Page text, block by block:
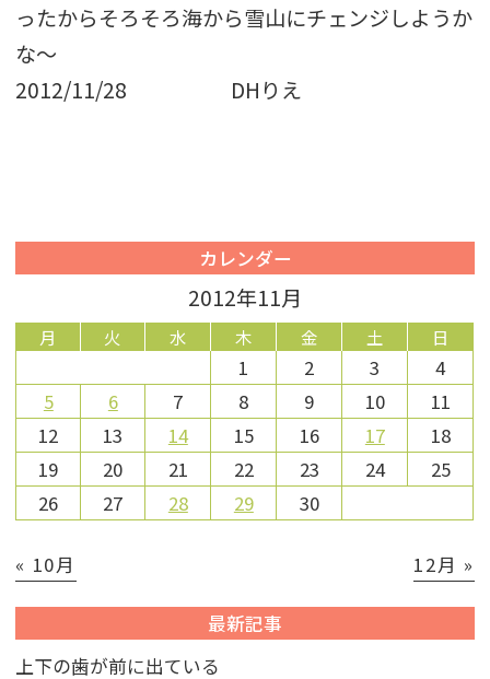
ったからそろそろ海から雪山にチェンジしようか
な〜
2012/11/28 DH りえ
カレンダー
2012年11月
月 火 水 木 金 土 日
1 2 3
4
5
6 7 8 9 10
11
12
13 14 15 16 17
18
19
20 21 22 23 24
25
26
27 28 29 30
« 10月 12月 »
最新記事
上下の歯が前に出ている